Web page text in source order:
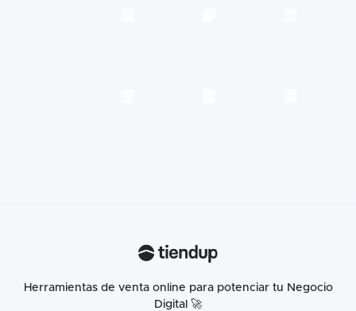
Herramientas de venta online para potenciar tu Negocio
Digital 🚀